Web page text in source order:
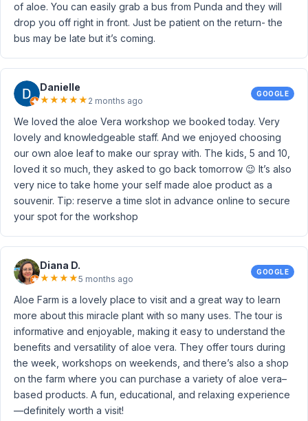
of aloe. You can easily grab a bus from Punda and they will
drop you off right in front. Just be patient on the return- the
bus may be late but it’s coming.
Danielle
★★★★★ 2 months ago
GOOGLE
We loved the aloe Vera workshop we booked today. Very
lovely and knowledgeable staff. And we enjoyed choosing
our own aloe leaf to make our spray with. The kids, 5 and 10,
loved it so much, they asked to go back tomorrow 😉 It’s also
very nice to take home your self made aloe product as a
souvenir. Tip: reserve a time slot in advance online to secure
your spot for the workshop
Diana D.
★★★★5 months ago
GOOGLE
Aloe Farm is a lovely place to visit and a great way to learn
more about this miracle plant with so many uses. The tour is
informative and enjoyable, making it easy to understand the
benefits and versatility of aloe vera. They offer tours during
the week, workshops on weekends, and there’s also a shop
on the farm where you can purchase a variety of aloe vera–
based products. A fun, educational, and relaxing experience
—definitely worth a visit!